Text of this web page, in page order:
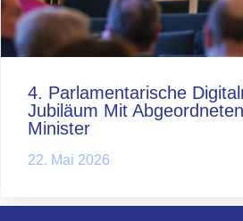
4. Parlamentarische
Jubiläum Mit
Minister
22. Mai 2026